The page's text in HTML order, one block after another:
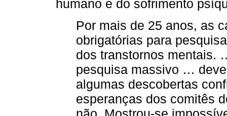
humano e do sofrimento
Por mais de 25 anos, as
obrigatórias para
dos transtornos mentais.
pesquisa massivo …
algumas descobertas
esperanças dos comitês